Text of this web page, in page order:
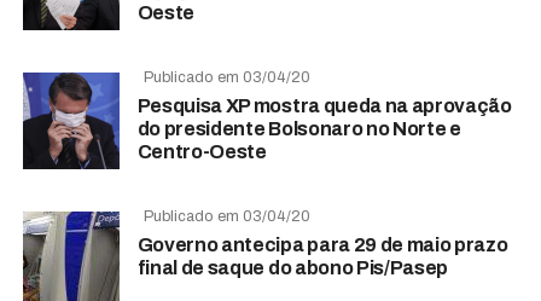
Oeste
Publicado em 03/04/20
Pesquisa XP mostra queda na aprovação
do presidente Bolsonaro no Norte e
Centro-Oeste
Publicado em 03/04/20
Governo antecipa para 29 de maio prazo
final de saque do abono Pis/Pasep